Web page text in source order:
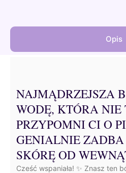
Opis
NAJMĄDRZEJSZA
WODĘ, KTÓRA NIE
PRZYPOMNI CI O
GENIALNIE ZADBA
SKÓRĘ OD
Cześć wspaniała! ✨ Znasz ten